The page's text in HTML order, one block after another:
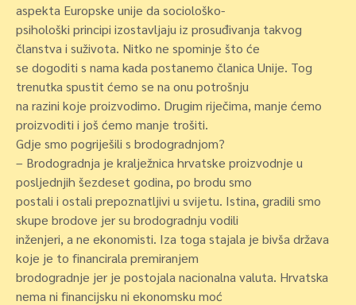
aspekta Europske unije da sociološko-
psihološki principi izostavljaju iz prosuđivanja takvog
članstva i suživota. Nitko ne spominje što će
se dogoditi s nama kada postanemo članica Unije. Tog
trenutka spustit ćemo se na onu potrošnju
na razini koje proizvodimo. Drugim riječima, manje ćemo
proizvoditi i još ćemo manje trošiti.
Gdje smo pogriješili s brodogradnjom?
– Brodogradnja je kralježnica hrvatske proizvodnje u
posljednjih šezdeset godina, po brodu smo
postali i ostali prepoznatljivi u svijetu. Istina, gradili smo
skupe brodove jer su brodogradnju vodili
inženjeri, a ne ekonomisti. Iza toga stajala je bivša država
koje je to financirala premiranjem
brodogradnje jer je postojala nacionalna valuta. Hrvatska
nema ni financijsku ni ekonomsku moć